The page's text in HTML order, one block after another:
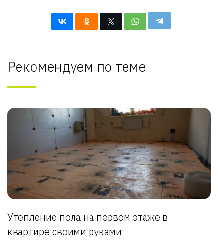
Рекомендуем по теме
Утепление пола на первом этаже в
квартире своими руками